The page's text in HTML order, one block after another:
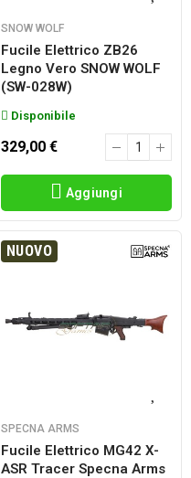
SNOW WOLF
Fucile Elettrico ZB26
Legno Vero SNOW WOLF
(SW-028W)
Disponibile
329,00 €
Aggiungi
NUOVO
SPECNA ARMS
Fucile Elettrico MG42 X-
ASR Tracer Specna Arms